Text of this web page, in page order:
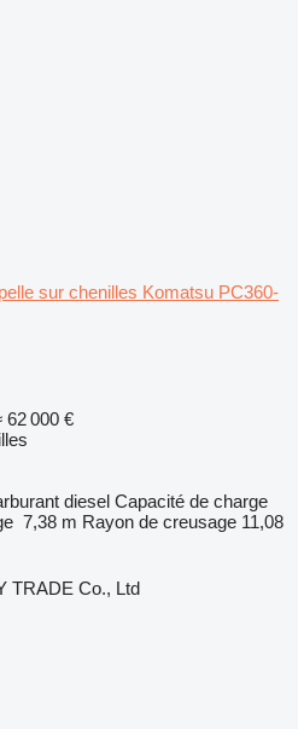
pelle sur chenilles Komatsu PC360-
62 000 €
diesel Capacité de charge
7,38 m Rayon de creusage 11,08
TRADE Co., Ltd